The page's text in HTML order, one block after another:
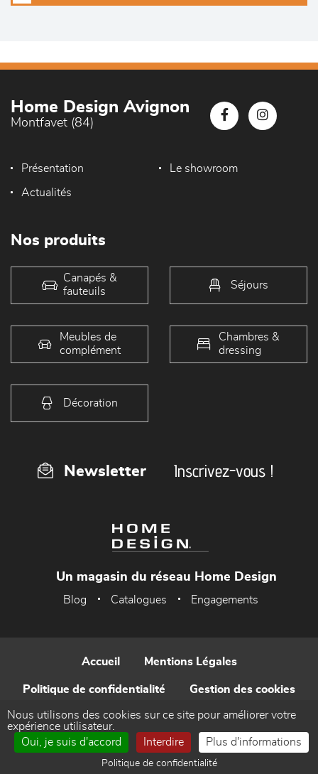
Home Design Avignon
Montfavet (84)
Présentation Le showroom
Actualités
Nos produits
Canapés &
fauteuils
Séjours
Meubles de
complément
Chambres &
dressing
Décoration
Newsletter Inscrivez-vous !
Un magasin du réseau Home Design
Blog Catalogues Engagements
Accueil Mentions Légales
Politique de confidentialité Gestion des cookies
Contact
Réalisé par WEB Enseignes
Nous utilisons des cookies sur ce site pour améliorer votre
expérience utilisateur.
Oui, je suis d'accord
Interdire Plus d'informations
Politique de confidentialité